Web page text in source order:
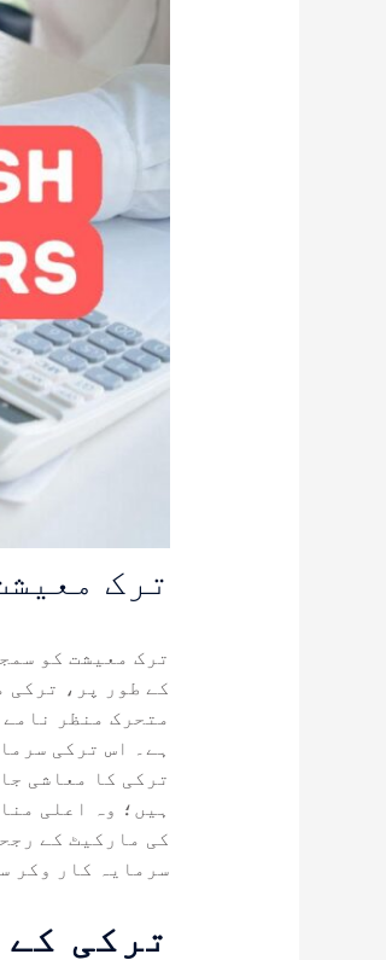
ترک
ترک معیشت کو
کے طور پر، ترکی
متحرک منظر
ہے۔ اس ترکی
ترکی کا معاشی
ہیں؛ وہ اعلی
کی مارکیٹ کے
سرمایہ کار وکر
ترکی